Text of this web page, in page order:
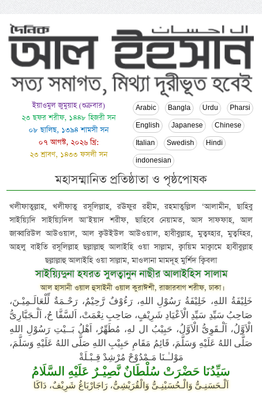
ইয়াওমুল জুমুয়াহ (শুক্রবার)
২৩ ছফর শরীফ, ১৪৪৮ হিজরী সন
০৮ ছালিছ, ১৩৯৪ শামসী সন
০৭ আগস্ট, ২০২৬ খ্রি:
২৩ শ্রাবণ, ১৪৩৩ ফসলী সন
Arabic Bangla Urdu Pharsi
English Japanese Chinese
Italian Swedish Hindi
indonesian
মহাসম্মানিত প্রতিষ্ঠাতা ও পৃষ্ঠপোষক
খলীফাতুল্লাহ, খলীফাতু রসূলিল্লাহ, রঊফুর রহীম, রহমাতুল্লিল ‘আলামীন, ছাহিবু
সাইয়্যিদি সাইয়্যিদিল আ’ইয়াদ শরীফ, ছাহিবে নেয়ামত, আস সাফফাহ, আল
জাব্বারিউল আউওয়াল, আল ক্বউইউল আউওয়াল, হাবীবুল্লাহ, মুত্বহ্হার, মুত্বহ্হির,
আহলু বাইতি রসূলিল্লাহ ছল্লাল্লাহু আলাইহি ওয়া সাল্লাম, ক্বায়িম মাক্বামে হাবীবুল্লাহ
ছল্লাল্লাহু আলাইহি ওয়া সাল্লাম, মাওলানা মামদূহ মুর্শিদ ক্বিবলা
সাইয়্যিদুনা হযরত সুলত্বানুন নাছীর আলাইহিস সালাম
আল হাসানী ওয়াল হুসাইনী ওয়াল কুরাঈশী, রাজারবাগ শরীফ, ঢাকা।
خَلِيْفَةُ اللهِ، خَلِيْفَةُ رَسُوْلِ اللهِ، رَءُوْفٌ رَّحِيْمٌ، رَحْـمَةٌ لِّلْعَالَـمِيْـنَ،
صَاحِبُ سَيِّدِ سَيِّدِ الْاَعْيَادِ شَرِيْفٍ، صَاحِبِ نِعْمَتْ، اَلسَّفَّا حُ، اَلْـجَبَّارِىُّ
الْاَوَّلُ، اَلْـقَوِىُّ الْاَوَّلُ، حَبِيْبُ ال لهِ، مُطَهِّرٌ، اَهْلُ بَــيْتِ رَسُوْلِ اللهِ
صَلَّى اللهُ عَلَيْهِ وَسَلَّمَ، قَائِمُ مَقَامِ حَبِيْبِ اللهِ صَلَّى اللهُ عَلَيْهِ وَسَلَّمَ،
مَوْلـٰـنَا مَـمْدُوْحْ مُرْشِدْ قِـبْـلَةْ
سَيِّدُنَا حَضْرَتْ سُلْطَانٌ نَّصِيْـرٌ عَلَيْهِ السَّلَامُ
اَلْـحَسَنِـىُّ وَالْـحُسَيْنِـىُّ وَالْقُرَيْشِىُّ، رَاجَارْبَاغُ شَرِيْفٌ، دَاكَا